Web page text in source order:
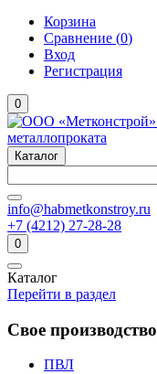
Корзина
Сравнение (0)
Вход
Регистрация
0
Каталог
info@habmetkonstroy.ru
+7 (4212) 27-28-28
0
Каталог
Перейти в раздел
Свое производство
ПВЛ